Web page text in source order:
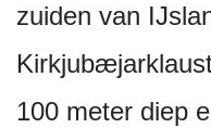
zuiden van
100 meter diep